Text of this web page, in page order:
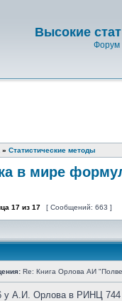
Высокие
Форум
» Статистические методы
в мире
17 из 17 [ Сообщений: 663 ]
Re: Книга Орлова АИ
у А.И. Орлова в РИНЦ 744